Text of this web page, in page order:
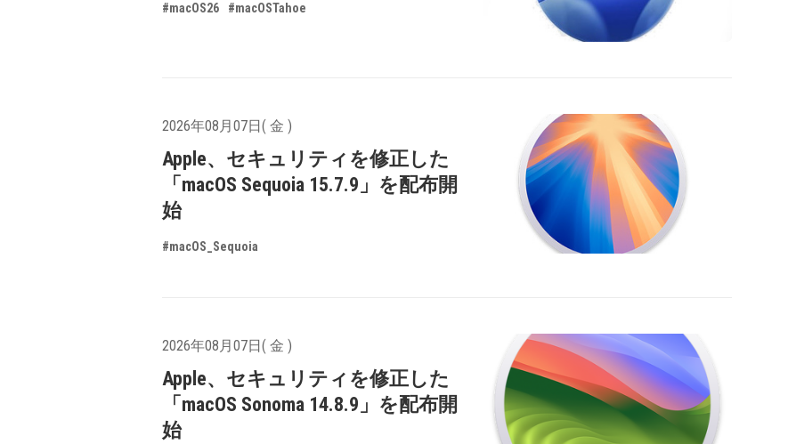
#macOS26 #macOSTahoe
2026年08月07日( 金 )
Apple、セキュリティを修正した
「macOS Sequoia 15.7.9」を配布開
始
#macOS_Sequoia
2026年08月07日( 金 )
Apple、セキュリティを修正した
「macOS Sonoma 14.8.9」を配布開
始